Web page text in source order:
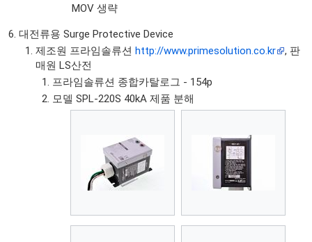
MOV 생략
대전류용 Surge Protective Device
제조원 프라임솔류션http://www.primesolution.co.kr
, 판
매원 LS산전
프라임솔류션 종합카탈로그 - 154p
모델 SPL-220S 40kA 제품 분해